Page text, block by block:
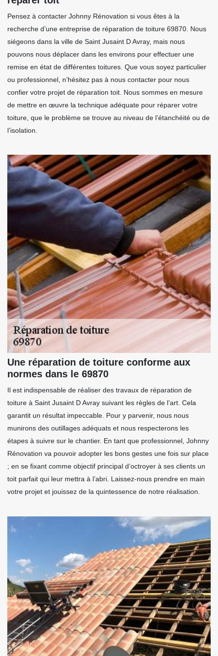
Pensez à contacter Johnny Rénovation si vous êtes à la
recherche d’une entreprise de réparation de toiture 69870. Nous
siégeons dans la ville de Saint Jusaint D Avray, mais nous
pouvons nous déplacer dans les environs pour effectuer une
remise en état de différentes toitures. Que vous soyez particulier
ou professionnel, n’hésitez pas à nous contacter pour nous
confier votre projet de réparation toit. Nous sommes en mesure
de mettre en œuvre la technique adéquate pour réparer votre
toiture, que le problème se trouve au niveau de l’étanchéité ou de
l’isolation.
Une réparation de toiture conforme aux
normes dans le 69870
Il est indispensable de réaliser des travaux de réparation de
toiture à Saint Jusaint D Avray suivant les règles de l’art. Cela
garantit un résultat impeccable. Pour y parvenir, nous nous
munirons des outillages adéquats et nous respecterons les
étapes à suivre sur le chantier. En tant que professionnel, Johnny
Rénovation va pouvoir adopter les bons gestes une fois sur place
; en se fixant comme objectif principal d’octroyer à ses clients un
toit parfait qui leur mettra à l’abri. Laissez-nous prendre en main
votre projet et jouissez de la quintessence de notre réalisation.